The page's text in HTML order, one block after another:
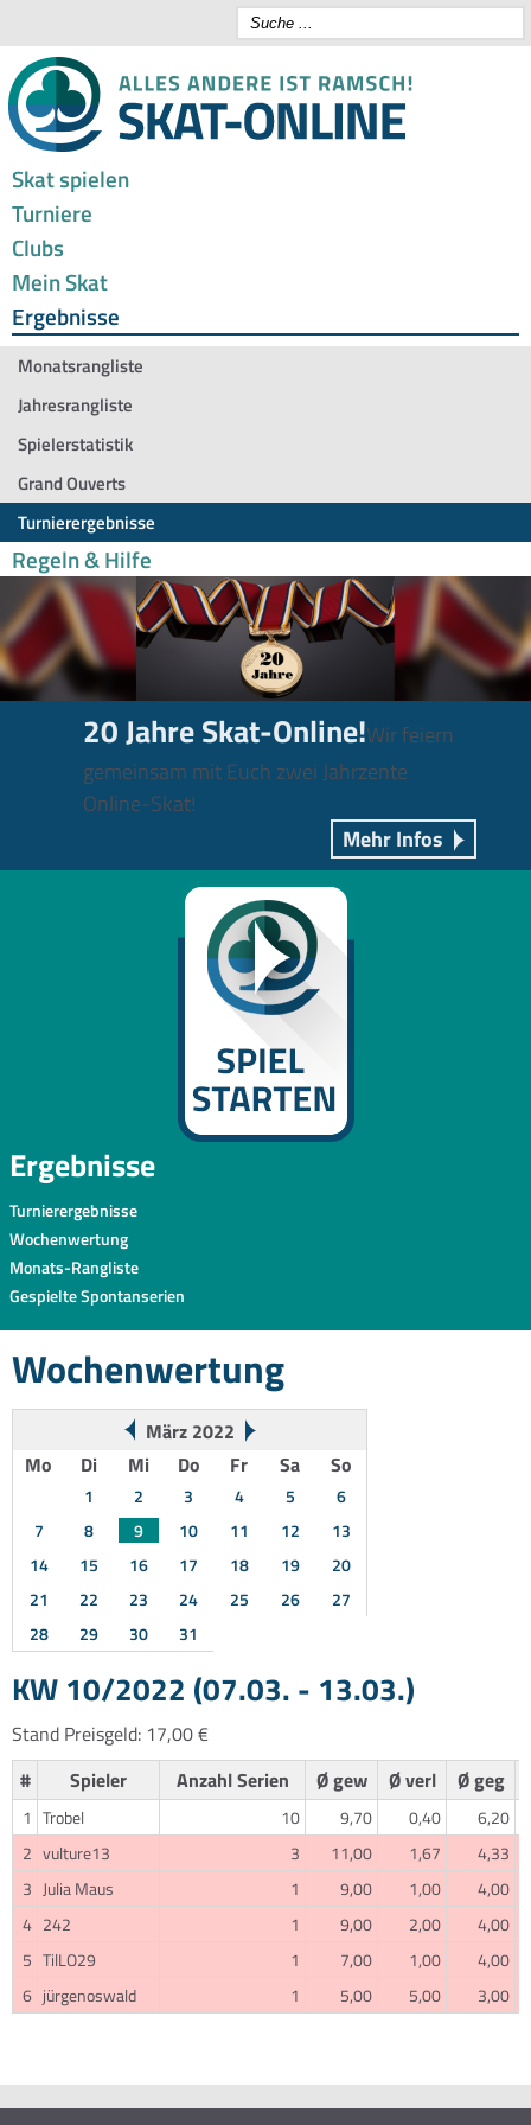
Skat spielen
Turniere
Clubs
Mein Skat
Ergebnisse
Monatsrangliste
Jahresrangliste
Spielerstatistik
Grand Ouverts
Turnierergebnisse
Regeln & Hilfe
20 Jahre Skat-Online!Wir feiern
gemeinsam mit Euch zwei Jahrzente
Online-Skat!
Mehr Infos
Ergebnisse
Turnierergebnisse
Wochenwertung
Monats-Rangliste
Gespielte Spontanserien
Wochenwertung
März 2022
Mo
Di Mi Do Fr Sa So
1 2 3 4 5
6
7
8 9 10 11 12
13
14
15 16 17 18 19
20
21
22 23 24 25 26
27
28
29 30 31
KW 10/2022 (07.03. - 13.03.)
Stand Preisgeld: 17,00 €
#
Spieler Anzahl Serien Ø gew Ø verl Ø geg
1 Trobel 10 9,70 0,40
6,20
2 vulture13 3 11,00 1,67
4,33
3 Julia Maus 1 9,00 1,00
4,00
4 242 1 9,00 2,00
4,00
5 TilLO29 1 7,00 1,00
4,00
6 jürgenoswald 1 5,00 5,00 3,00